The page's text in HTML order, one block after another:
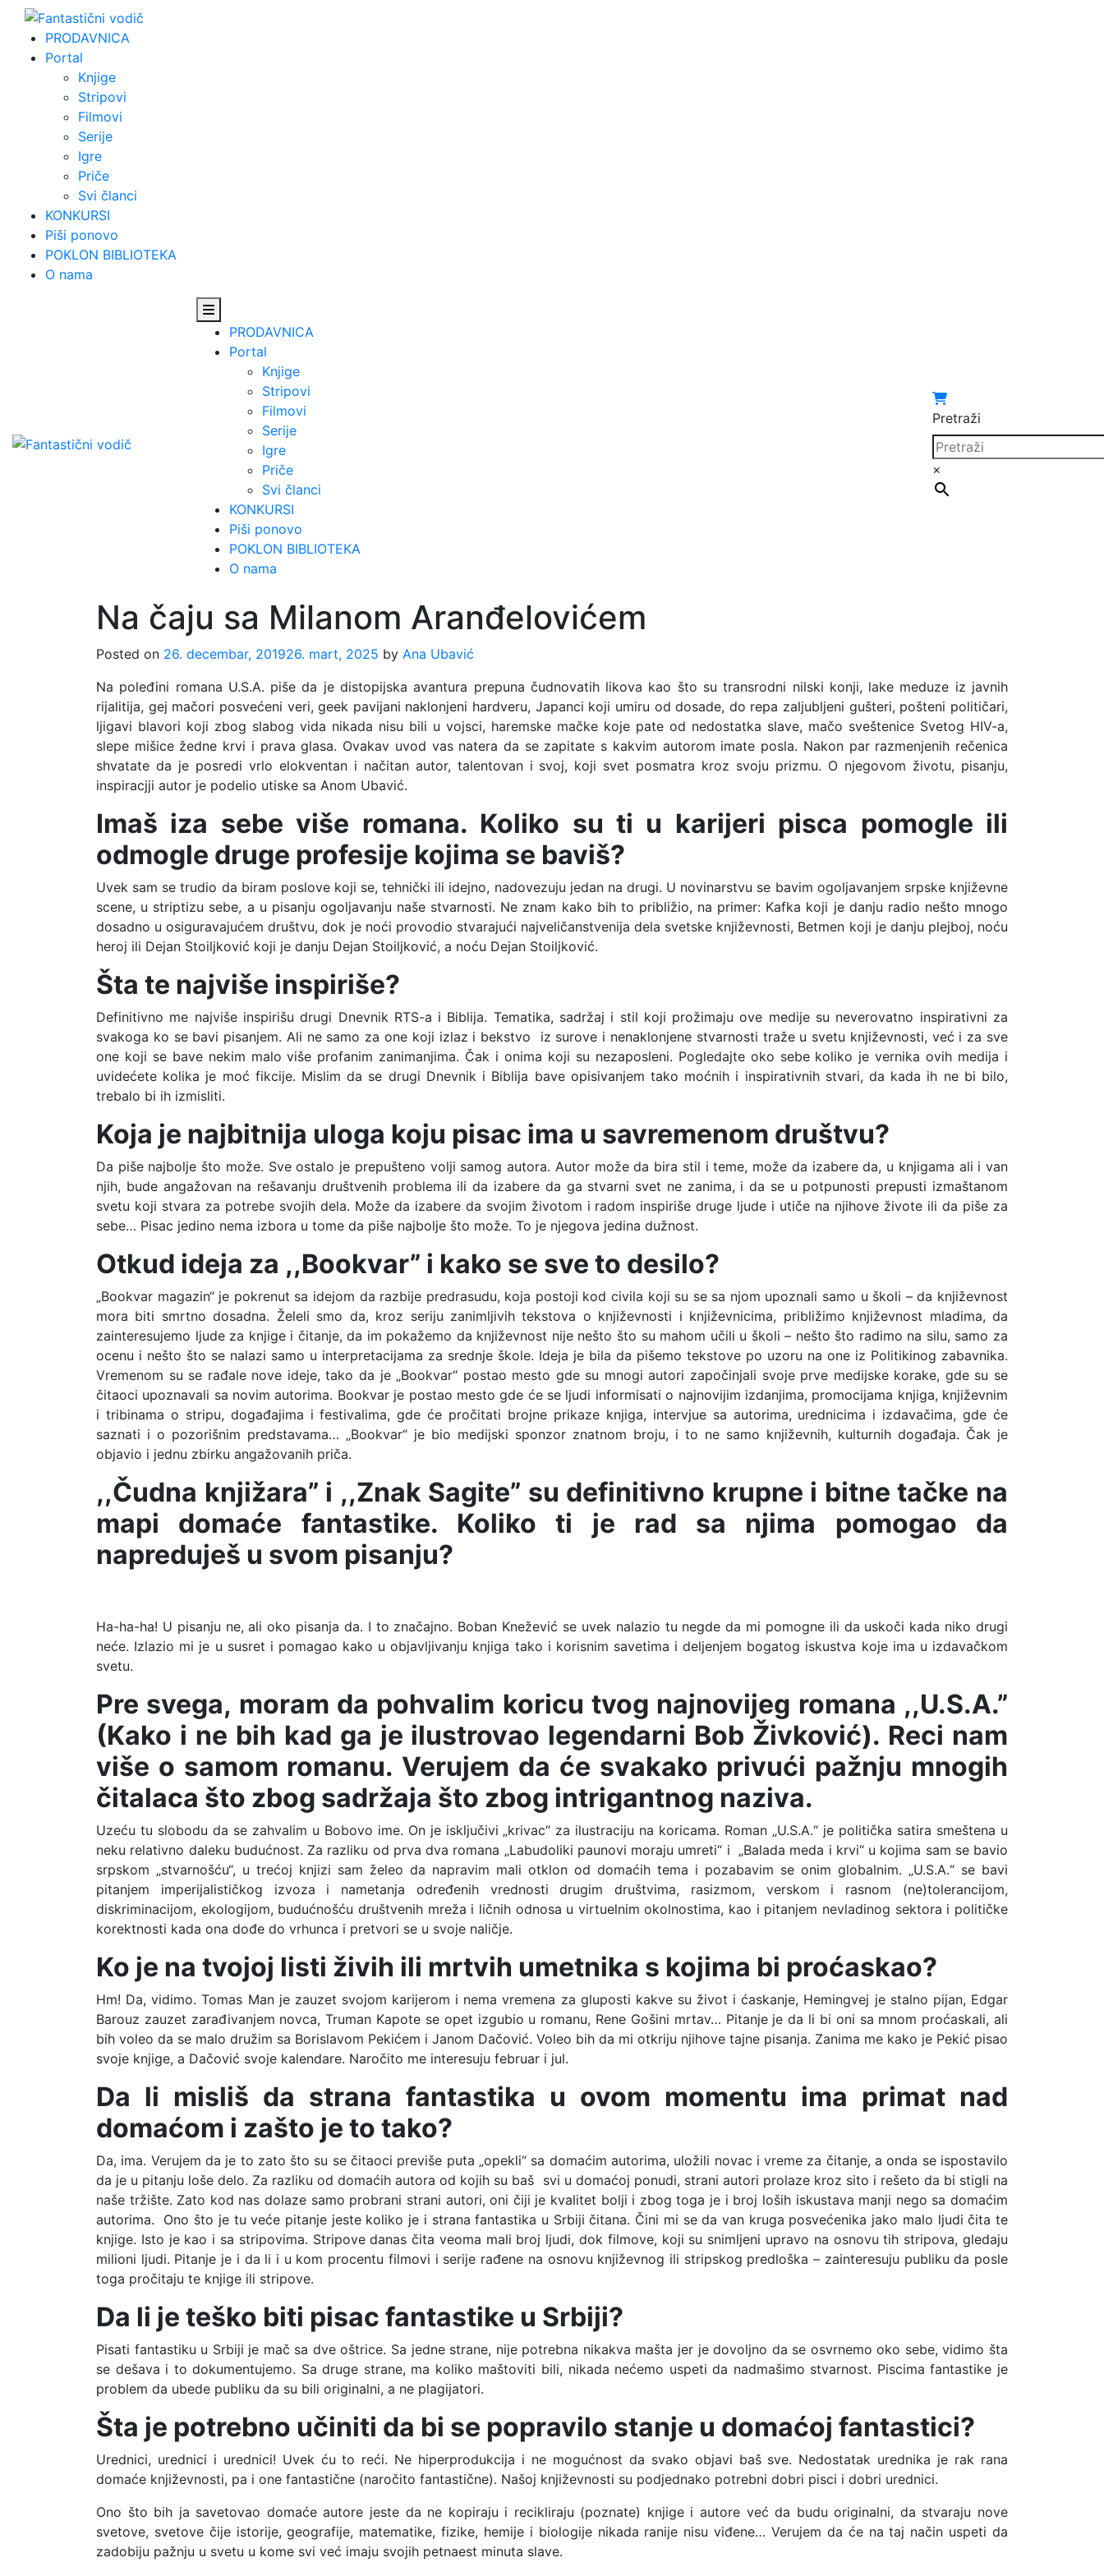
Skip
content
PRODAVNICA
Portal
Knjige
Stripovi
Filmovi
Serije
Igre
Priče
Svi članci
KONKURSI
Piši ponovo
POKLON BIBLIOTEKA
O nama
PRODAVNICA
Portal
Knjige
Stripovi
Filmovi
Serije
Igre
Priče
Svi članci
KONKURSI
Piši ponovo
POKLON BIBLIOTEKA
O nama
Pretraži
×
Na čaju sa Milanom Aranđelovićem
Posted on 26. decembar, 201926. mart, 2025 by Ana Ubavić
Na poleđini romana U.S.A. piše da je distopijska avantura prepuna čudnovatih likova kao što su transrodni nilski konji, lake meduze iz javnih
rijalitija, gej mačori posvećeni veri, geek pavijani naklonjeni hardveru, Japanci koji umiru od dosade, do repa zaljubljeni gušteri, pošteni političari,
ljigavi blavori koji zbog slabog vida nikada nisu bili u vojsci, haremske mačke koje pate od nedostatka slave, mačo sveštenice Svetog HIV-a,
slepe mišice žedne krvi i prava glasa. Ovakav uvod vas natera da se zapitate s kakvim autorom imate posla. Nakon par razmenjenih rečenica
shvatate da je posredi vrlo elokventan i načitan autor, talentovan i svoj, koji svet posmatra kroz svoju prizmu. O njegovom životu, pisanju,
inspiracjji autor je podelio utiske sa Anom Ubavić.
Imaš iza sebe više romana. Koliko su ti u karijeri pisca pomogle ili
odmogle druge profesije kojima se baviš?
Uvek sam se trudio da biram poslove koji se, tehnički ili idejno, nadovezuju jedan na drugi. U novinarstvu se bavim ogoljavanjem srpske književne
scene, u striptizu sebe, a u pisanju ogoljavanju naše stvarnosti. Ne znam kako bih to približio, na primer: Kafka koji je danju radio nešto mnogo
dosadno u osiguravajućem društvu, dok je noći provodio stvarajući najveličanstvenija dela svetske književnosti, Betmen koji je danju plejboj, noću
heroj ili Dejan Stoiljković koji je danju Dejan Stoiljković, a noću Dejan Stoiljković.
Šta te najviše inspiriše?
Definitivno me najviše inspirišu drugi Dnevnik RTS-a i Biblija. Tematika, sadržaj i stil koji prožimaju ove medije su neverovatno inspirativni za
svakoga ko se bavi pisanjem. Ali ne samo za one koji izlaz i bekstvo iz surove i nenaklonjene stvarnosti traže u svetu književnosti, već i za sve
one koji se bave nekim malo više profanim zanimanjima. Čak i onima koji su nezaposleni. Pogledajte oko sebe koliko je vernika ovih medija i
uvidećete kolika je moć fikcije. Mislim da se drugi Dnevnik i Biblija bave opisivanjem tako moćnih i inspirativnih stvari, da kada ih ne bi bilo,
trebalo bi ih izmisliti.
Koja je najbitnija uloga koju pisac ima u savremenom društvu?
Da piše najbolje što može. Sve ostalo je prepušteno volji samog autora. Autor može da bira stil i teme, može da izabere da, u knjigama ali i van
njih, bude angažovan na rešavanju društvenih problema ili da izabere da ga stvarni svet ne zanima, i da se u potpunosti prepusti izmaštanom
svetu koji stvara za potrebe svojih dela. Može da izabere da svojim životom i radom inspiriše druge ljude i utiče na njihove živote ili da piše za
sebe… Pisac jedino nema izbora u tome da piše najbolje što može. To je njegova jedina dužnost.
Otkud ideja za ,,Bookvar” i kako se sve to desilo?
„Bookvar magazin“ je pokrenut sa idejom da razbije predrasudu, koja postoji kod civila koji su se sa njom upoznali samo u školi – da književnost
mora biti smrtno dosadna. Želeli smo da, kroz seriju zanimljivih tekstova o književnosti i književnicima, približimo književnost mladima, da
zainteresujemo ljude za knjige i čitanje, da im pokažemo da književnost nije nešto što su mahom učili u školi – nešto što radimo na silu, samo za
ocenu i nešto što se nalazi samo u interpretacijama za srednje škole. Ideja je bila da pišemo tekstove po uzoru na one iz Politikinog zabavnika.
Vremenom su se rađale nove ideje, tako da je „Bookvar“ postao mesto gde su mnogi autori započinjali svoje prve medijske korake, gde su se
čitaoci upoznavali sa novim autorima. Bookvar je postao mesto gde će se ljudi informisati o najnovijim izdanjima, promocijama knjiga, književnim
i tribinama o stripu, događajima i festivalima, gde će pročitati brojne prikaze knjiga, intervjue sa autorima, urednicima i izdavačima, gde će
saznati i o pozorišnim predstavama… „Bookvar“ je bio medijski sponzor znatnom broju, i to ne samo književnih, kulturnih događaja. Čak je
objavio i jednu zbirku angažovanih priča.
,,Čudna knjižara” i ,,Znak Sagite” su definitivno krupne i bitne tačke na
mapi domaće fantastike. Koliko ti je rad sa njima pomogao da
napreduješ u svom pisanju?
Ha-ha-ha! U pisanju ne, ali oko pisanja da. I to značajno. Boban Knežević se uvek nalazio tu negde da mi pomogne ili da uskoči kada niko drugi
neće. Izlazio mi je u susret i pomagao kako u objavljivanju knjiga tako i korisnim savetima i deljenjem bogatog iskustva koje ima u izdavačkom
svetu.
Pre svega, moram da pohvalim koricu tvog najnovijeg romana ,,U.S.A.”
(Kako i ne bih kad ga je ilustrovao legendarni Bob Živković). Reci nam
više o samom romanu. Verujem da će svakako privući pažnju mnogih
čitalaca što zbog sadržaja što zbog intrigantnog naziva.
Uzeću tu slobodu da se zahvalim u Bobovo ime. On je isključivi „krivac“ za ilustraciju na koricama. Roman „U.S.A.“ je politička satira smeštena u
neku relativno daleku budućnost. Za razliku od prva dva romana „Labudoliki paunovi moraju umreti“ i „Balada meda i krvi“ u kojima sam se bavio
srpskom „stvarnošću“, u trećoj knjizi sam želeo da napravim mali otklon od domaćih tema i pozabavim se onim globalnim. „U.S.A.“ se bavi
pitanjem imperijalističkog izvoza i nametanja određenih vrednosti drugim društvima, rasizmom, verskom i rasnom (ne)tolerancijom,
diskriminacijom, ekologijom, budućnošću društvenih mreža i ličnih odnosa u virtuelnim okolnostima, kao i pitanjem nevladinog sektora i političke
korektnosti kada ona dođe do vrhunca i pretvori se u svoje naličje.
Ko je na tvojoj listi živih ili mrtvih umetnika s kojima bi proćaskao?
Hm! Da, vidimo. Tomas Man je zauzet svojom karijerom i nema vremena za gluposti kakve su život i ćaskanje, Hemingvej je stalno pijan, Edgar
Barouz zauzet zarađivanjem novca, Truman Kapote se opet izgubio u romanu, Rene Gošini mrtav… Pitanje je da li bi oni sa mnom proćaskali, ali
bih voleo da se malo družim sa Borislavom Pekićem i Janom Dačović. Voleo bih da mi otkriju njihove tajne pisanja. Zanima me kako je Pekić pisao
svoje knjige, a Dačović svoje kalendare. Naročito me interesuju februar i jul.
Da li misliš da strana fantastika u ovom momentu ima primat nad
domaćom i zašto je to tako?
Da, ima. Verujem da je to zato što su se čitaoci previše puta „opekli“ sa domaćim autorima, uložili novac i vreme za čitanje, a onda se ispostavilo
da je u pitanju loše delo. Za razliku od domaćih autora od kojih su baš svi u domaćoj ponudi, strani autori prolaze kroz sito i rešeto da bi stigli na
naše tržište. Zato kod nas dolaze samo probrani strani autori, oni čiji je kvalitet bolji i zbog toga je i broj loših iskustava manji nego sa domaćim
autorima. Ono što je tu veće pitanje jeste koliko je i strana fantastika u Srbiji čitana. Čini mi se da van kruga posvećenika jako malo ljudi čita te
knjige. Isto je kao i sa stripovima. Stripove danas čita veoma mali broj ljudi, dok filmove, koji su snimljeni upravo na osnovu tih stripova, gledaju
milioni ljudi. Pitanje je i da li i u kom procentu filmovi i serije rađene na osnovu književnog ili stripskog predloška – zainteresuju publiku da posle
toga pročitaju te knjige ili stripove.
Da li je teško biti pisac fantastike u Srbiji?
Pisati fantastiku u Srbiji je mač sa dve oštrice. Sa jedne strane, nije potrebna nikakva mašta jer je dovoljno da se osvrnemo oko sebe, vidimo šta
se dešava i to dokumentujemo. Sa druge strane, ma koliko maštoviti bili, nikada nećemo uspeti da nadmašimo stvarnost. Piscima fantastike je
problem da ubede publiku da su bili originalni, a ne plagijatori.
Šta je potrebno učiniti da bi se popravilo stanje u domaćoj fantastici?
Urednici, urednici i urednici! Uvek ću to reći. Ne hiperprodukcija i ne mogućnost da svako objavi baš sve. Nedostatak urednika je rak rana
domaće književnosti, pa i one fantastične (naročito fantastične). Našoj književnosti su podjednako potrebni dobri pisci i dobri urednici.
Ono što bih ja savetovao domaće autore jeste da ne kopiraju i recikliraju (poznate) knjige i autore već da budu originalni, da stvaraju nove
svetove, svetove čije istorije, geografije, matematike, fizike, hemije i biologije nikada ranije nisu viđene… Verujem da će na taj način uspeti da
zadobiju pažnju u svetu u kome svi već imaju svojih petnaest minuta slave.